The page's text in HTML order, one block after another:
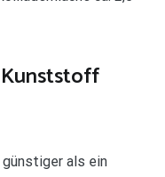
günstiger als ein